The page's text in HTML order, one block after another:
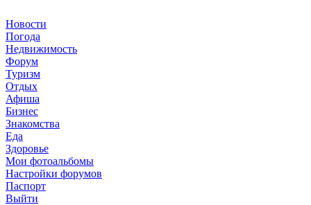
Новости
Погода
Недвижимость
Форум
Туризм
Отдых
Афиша
Бизнес
Знакомства
Еда
Здоровье
Мои фотоальбомы
Настройки форумов
Паспорт
Выйти